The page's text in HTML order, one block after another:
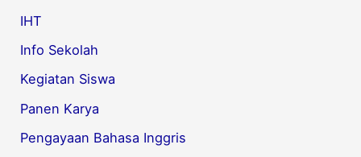
IHT
Info Sekolah
Kegiatan Siswa
Panen Karya
Pengayaan Bahasa Inggris